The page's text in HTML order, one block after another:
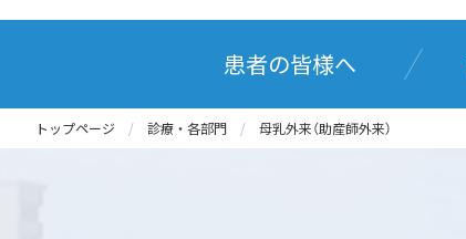
患者の皆様へ
トップページ 診療・各部門 母乳外来（助産師外来）